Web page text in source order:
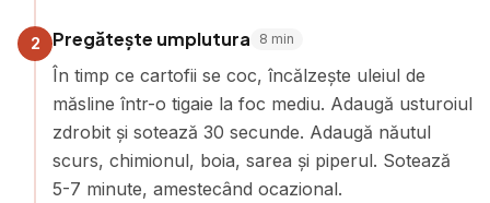
2 Pregătește umplutura 8 min
În timp ce cartofii se coc, încălzește uleiul de
măsline într-o tigaie la foc mediu. Adaugă usturoiul
zdrobit și sotează 30 secunde. Adaugă năutul
scurs, chimionul, boia, sarea și piperul. Sotează
5-7 minute, amestecând ocazional.